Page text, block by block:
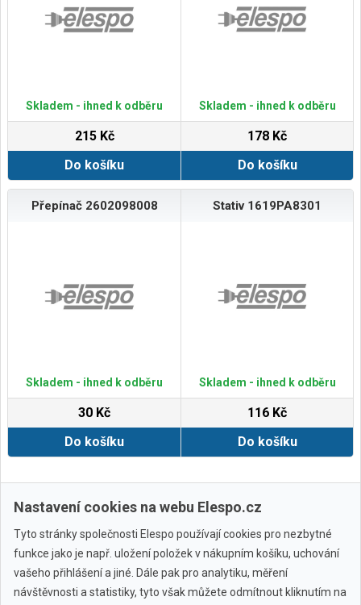
Skladem - ihned k odběru
215 Kč
Do košíku
Skladem - ihned k odběru
178 Kč
Do košíku
Přepínač 2602098008
Skladem - ihned k odběru
30 Kč
Do košíku
Stativ 1619PA8301
Skladem - ihned k odběru
116 Kč
Do košíku
Zobrazit další
Nastavení cookies na webu Elespo.cz
Tyto stránky společnosti Elespo používají cookies pro nezbytné
funkce jako je např. uložení položek v nákupním košíku, uchování
vašeho přihlášení a jiné. Dále pak pro analytiku, měření
návštěvnosti a statistiky, tyto však můžete odmítnout kliknutím na